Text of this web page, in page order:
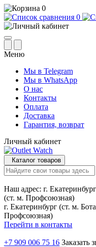
0
0
Меню
Мы в Telegram
Мы в WhatsApp
О нас
Контакты
Оплата
Доставка
Гарантия, возврат
Личный кабинет
Каталог товаров
Наш адрес: г.
(ст. м. Профсоюзная)
г. Екатеринбург (ст. м.
Профсоюзная)
Перейти в контакты
+7 909 006 75 16 Заказать